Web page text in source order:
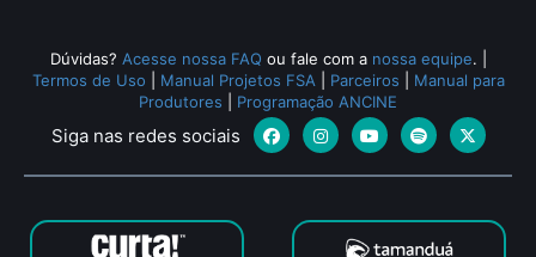
Dúvidas? Acesse nossa FAQ ou fale com a nossa equipe.
Termos de Uso
Manual Projetos FSA Parceiros
Manual para
Produtores
Programação ANCINE
Siga nas redes sociais